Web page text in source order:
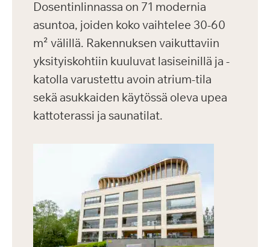
Dosentinlinnassa on 71 modernia
asuntoa, joiden koko vaihtelee 30-60
m² välillä. Rakennuksen vaikuttaviin
yksityiskohtiin kuuluvat lasiseinillä ja -
katolla varustettu avoin atrium-tila
sekä asukkaiden käytössä oleva upea
kattoterassi ja saunatilat.